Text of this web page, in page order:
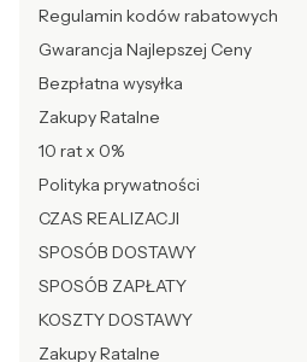
Regulamin kodów rabatowych
Gwarancja Najlepszej Ceny
Bezpłatna wysyłka
Zakupy Ratalne
10 rat x 0%
Polityka prywatności
CZAS REALIZACJI
SPOSÓB DOSTAWY
SPOSÓB ZAPŁATY
KOSZTY DOSTAWY
Zakupy Ratalne